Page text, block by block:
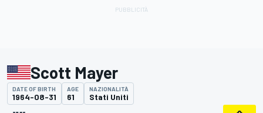
Scott Mayer
DATE OF BIRTH
1964-08-31
AGE
61
NAZIONALITÀ
Stati Uniti